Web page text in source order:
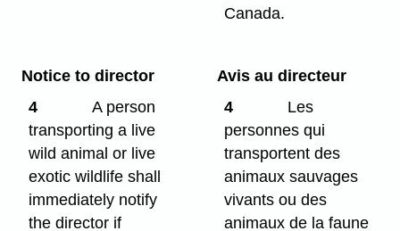
Canada.
Notice to director
4
A person
transporting a live
wild animal or live
exotic wildlife shall
immediately notify
the director if
Avis au directeur
4
Les
personnes qui
transportent des
animaux sauvages
vivants ou des
animaux de la faune